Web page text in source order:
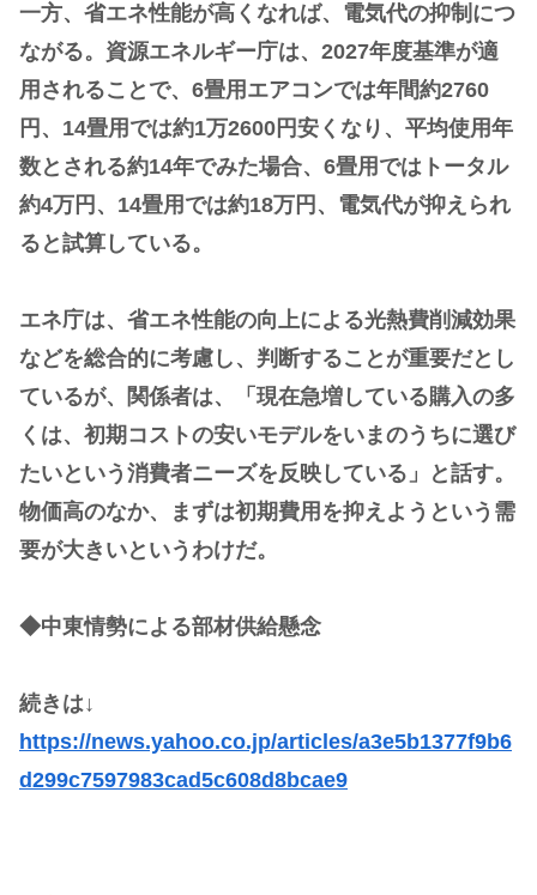
一方、省エネ性能が高くなれば、電気代の抑制につ
ながる。資源エネルギー庁は、2027年度基準が適
用されることで、6畳用エアコンでは年間約2760
円、14畳用では約1万2600円安くなり、平均使用年
数とされる約14年でみた場合、6畳用ではトータル
約4万円、14畳用では約18万円、電気代が抑えられ
ると試算している。
エネ庁は、省エネ性能の向上による光熱費削減効果
などを総合的に考慮し、判断することが重要だとし
ているが、関係者は、「現在急増している購入の多
くは、初期コストの安いモデルをいまのうちに選び
たいという消費者ニーズを反映している」と話す。
物価高のなか、まずは初期費用を抑えようという需
要が大きいというわけだ。
◆中東情勢による部材供給懸念
続きは↓
https://news.yahoo.co.jp/articles/a3e5b1377f9b6
d299c7597983cad5c608d8bcae9